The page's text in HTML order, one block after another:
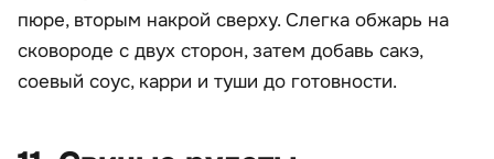
пюре, вторым накрой сверху. Слегка обжарь на
сковороде с двух сторон, затем добавь сакэ,
соевый соус, карри и туши до готовности.